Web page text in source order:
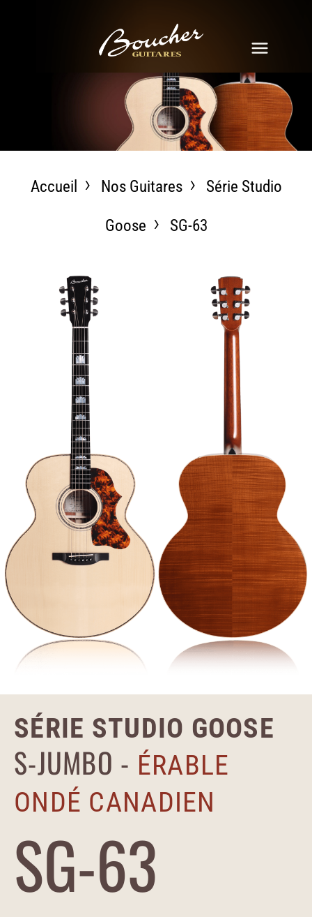
Accueil Nos Guitares Série Studio
Goose SG-63
SÉRIE STUDIO GOOSE
S-JUMBO - ÉRABLE
ONDÉ CANADIEN
SG-63